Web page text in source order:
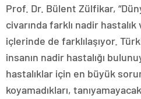
Prof. Dr. Bülent Zülfikar,
civarında farklı nadir
içlerinde de farklılaşıyor.
insanın nadir hastalığı
hastalıklar için en büyük
koyamadıkları,